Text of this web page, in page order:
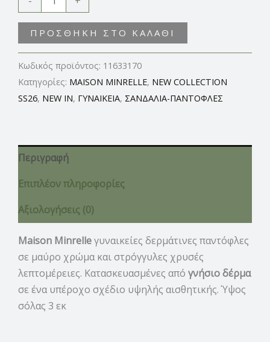
ΠΡΟΣΘΉΚΗ ΣΤΟ ΚΑΛΆΘΙ
Κωδικός προϊόντος: 11633170
Κατηγορίες: MAISON MINRELLE, NEW COLLECTION
SS26, NEW IN, ΓΥΝΑΙΚΕΙΑ, ΣΑΝΔΑΛΙΑ-ΠΑΝΤΟΦΛΕΣ
Περιγραφή
Επιπλέον πληροφορίες
Αξιολογήσεις (0)
Maison Minrelleγυναικείες δερμάτινες παντόφλες
σε μαύρο χρώμα και στρόγγυλες χρυσές
λεπτομέρειες. Κατασκευασμένες από γνήσιο δέρμα
σε ένα υπέροχο σχέδιο υψηλής αισθητικής. Ύψος
σόλας 3 εκ